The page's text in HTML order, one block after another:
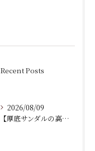
Recent Posts
2026/08/09
【厚底サンダルの高さを低くする加工｜ソール交換】